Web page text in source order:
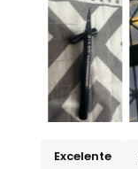
Excelente